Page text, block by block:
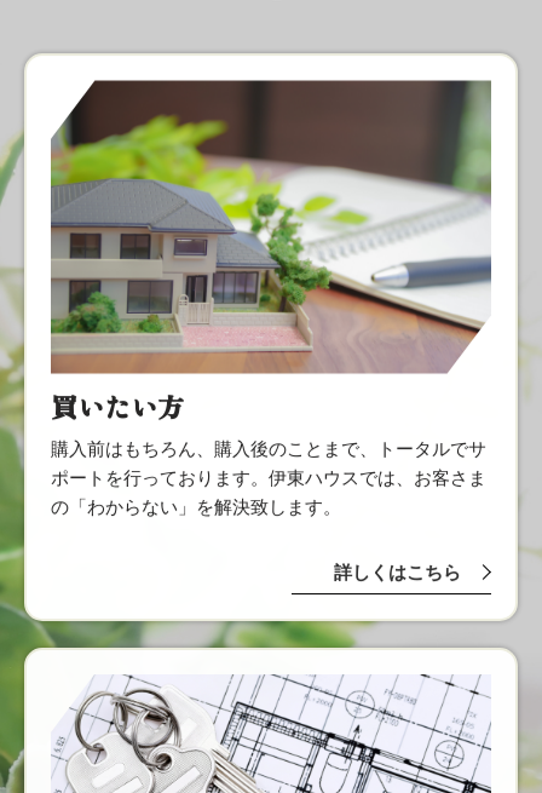
買いたい方
購入前はもちろん、購入後のことまで、トータルでサ
ポートを行っております。伊東ハウスでは、お客さま